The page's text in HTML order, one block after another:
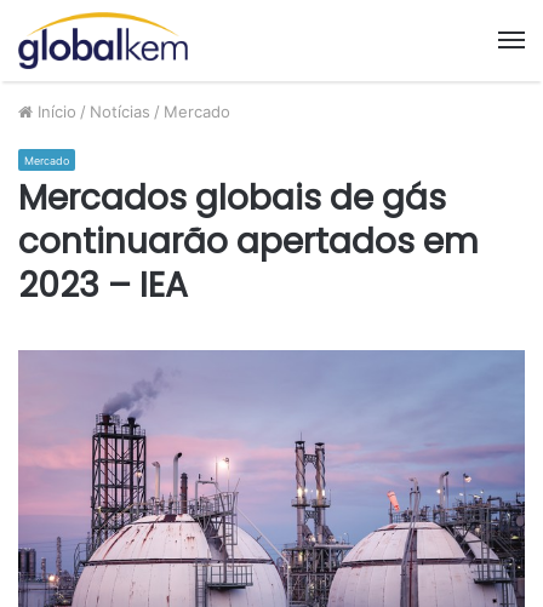
Início / Notícias / Mercado
Mercado
Mercados globais de gás
continuarão apertados em
2023 – IEA